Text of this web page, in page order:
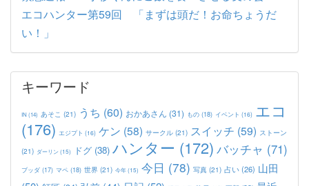
エコハンター第59回 「まずは頭だ！お命ちょうだ
い！」
キーワード
IN(14) あそこ (21) うち (60) おかあさん (31) もの (18) イベント (16) エコ
(176) エジプト (16) ケン (58) サークル (21) スイッチ (59) ストーン
(21) ダーリン(15) ドグ (38) ハンター (172) バッチャ (71)
ブッダ (17) マペ (18) 世界 (21) 今年(15) 今日 (78) 写真 (21) 占い(26) 山田